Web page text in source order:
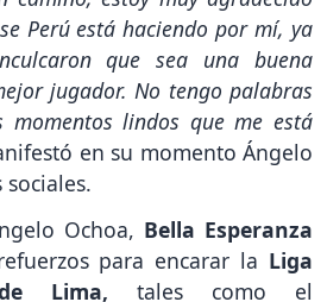
Perú está haciendo por mí, ya
que sea una buena
jugador. No tengo palabras
momentos lindos que me está
en su momento Ángelo
sociales.
Ochoa, Bella Esperanza
para encarar la Liga
Lima, tales como el